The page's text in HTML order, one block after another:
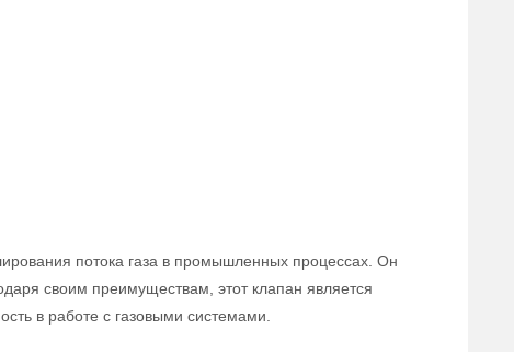
потока газа в промышленных процессах. Он
своим преимуществам, этот клапан является
в работе с газовыми системами.